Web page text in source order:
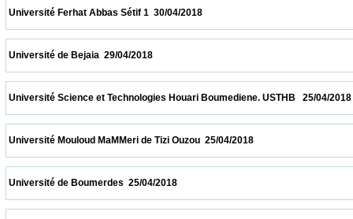
Université Ferhat Abbas Sétif 1  30/04/2018
Université de Bejaia  29/04/2018
Université Science et Technologies Houari Boumediene. USTHB
Université Mouloud MaMMeri de Tizi Ouzou  25/04/2018
Université de Boumerdes  25/04/2018